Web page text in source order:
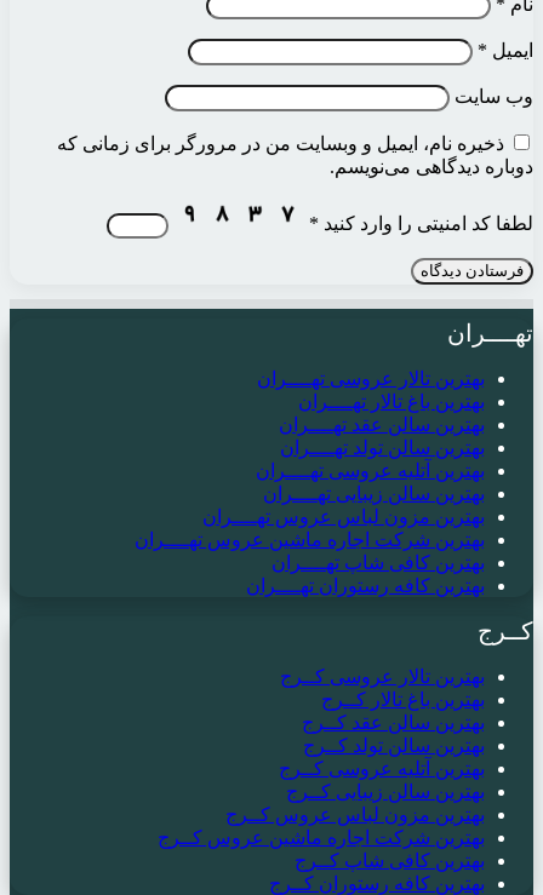
ایمیل *
وب‌ سایت
ذخیره نام، ایمیل و وبسایت من در مرورگر برای زمانی که
دوباره دیدگاهی می‌نویسم.
لطفا کد امنیتی را وارد کنید *
تهــــران
بهترین تالار عروسی تهــــران
بهترین باغ تالار تهــــران
بهترین سالن عقد تهــــران
بهترین سالن تولد تهــــران
بهترین آتلیه عروسی تهــــران
بهترین سالن زیبایی تهــــران
بهترین مزون لباس عروس تهــــران
بهترین شرکت اجاره ماشین عروس تهــــران
بهترین کافی شاپ تهــــران
بهترین کافه رستوران تهــــران
کــرج
بهترین تالار عروسی کــرج
بهترین باغ تالار کــرج
بهترین سالن عقد کــرج
بهترین سالن تولد کــرج
بهترین آتلیه عروسی کــرج
بهترین سالن زیبایی کــرج
بهترین مزون لباس عروس کــرج
بهترین شرکت اجاره ماشین عروس کــرج
بهترین کافی شاپ کــرج
بهترین کافه رستوران کــرج